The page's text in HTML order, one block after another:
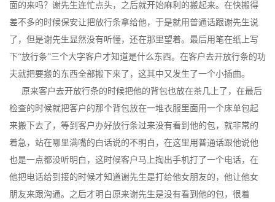
面的来吗？谢先生连忙点头，之后就开始麻利的搬起来。在快搬得
差不多的时候保安让把放行条拿给他，于是就用普通话跟谢先生说
了，但是谢先生显然没有听懂，还在那里望着。最后用笔在纸上写
下“放行条”三个大字客户才知道是什么东西。在客户去开放行条的功
夫就把要搬的东西全部搬下来了，这其中又发生了一个小插曲。
原来客户去开放行条的时候把他的背包也放在茶几上了，在最后
检查的时候就把客户的那个背包放在一堆衣服里面用一个床单包起
来搬下去了，等到客户办好放行条过来没有看到他的包，就非常的
着急，站在哪里满嘴的白话说的不明白，在这里用普通话跟他说他
也是一点都没听明白，这时候客户马上掏出手机打了一个电话，在
他把电话给到接的时候才知道谢先生是打给他女朋友的，他让他女
朋友来跟沟通。之后才明白原来谢先生是没有看到他的包，很着